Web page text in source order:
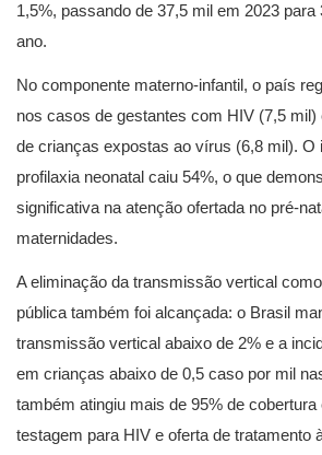
1,5%, passando de 37,5 mil em 2023 para
ano.
No componente materno-infantil, o país
nos casos de gestantes com HIV (7,5 mil)
de crianças expostas ao vírus (6,8 mil). O
profilaxia neonatal caiu 54%, o que
significativa na atenção ofertada no pré-
maternidades.
A eliminação da transmissão vertical
pública também foi alcançada: o Brasil
transmissão vertical abaixo de 2% e a
em crianças abaixo de 0,5 caso por mil
também atingiu mais de 95% de cobertura
testagem para HIV e oferta de tratamento